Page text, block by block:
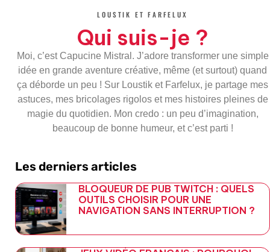
o
-
f
r -
u
-
g
LOUSTIK ET FARFELUX
Qui suis-je ?
Moi, c’est Capucine Mistral. J’adore transformer une simple
idée en grande aventure créative, même (et surtout) quand
ça déborde un peu ! Sur Loustik et Farfelux, je partage mes
astuces, mes bricolages rigolos et mes histoires pleines de
magie du quotidien. Mon credo : un peu d’imagination,
beaucoup de bonne humeur, et c’est parti !
Les derniers articles
BLOQUEUR DE PUB TWITCH : QUELS
OUTILS CHOISIR POUR UNE
NAVIGATION SANS INTERRUPTION ?